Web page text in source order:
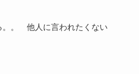
。。 他人に言われたくない